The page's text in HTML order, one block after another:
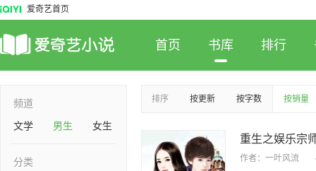
爱奇艺首页
首页 书库 排行
频道
文学
男生 女生
分类
排序 按更新 按字数 按销量
重生之娱乐宗
作者： 一叶风流